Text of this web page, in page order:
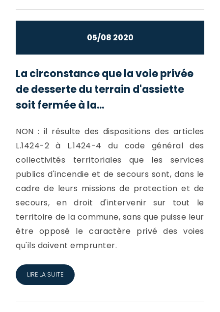
05/08 2020
La circonstance que la voie privée
de desserte du terrain d'assiette
soit fermée à la...
NON : il résulte des dispositions des articles
L.1424-2 à L.1424-4 du code général des
collectivités territoriales que les services
publics d'incendie et de secours sont, dans le
cadre de leurs missions de protection et de
secours, en droit d'intervenir sur tout le
territoire de la commune, sans que puisse leur
être opposé le caractère privé des voies
qu'ils doivent emprunter.
LIRE LA SUITE